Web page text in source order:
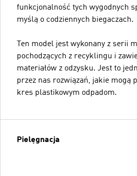
funkcjonalność tych wygodnych
myślą o codziennych biegaczach.
Ten model jest wykonany z serii
pochodzących z recyklingu i
materiałów z odzysku. Jest to
przez nas rozwiązań, jakie mogą
kres plastikowym odpadom.
Pielęgnacja